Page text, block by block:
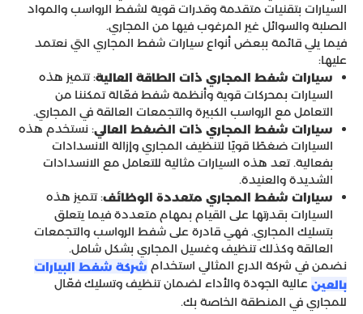
السيارات بتقنيات متقدمة وقدرات قوية لشفط الرواسب والمواد
الصلبة والسوائل غير المرغوب فيها من المجاري.
فيما يلي قائمة ببعض أنواع سيارات شفط المجاري التي نعتمد
عليها:
سيارات شفط المجاري ذات الطاقة العالية: تتميز هذه
السيارات بمحركات قوية وأنظمة شفط فعّالة تمكننا من
التعامل مع الرواسب الكبيرة والتجمعات العالقة في المجاري.
سيارات شفط المجاري ذات الضغط العالي: نستخدم هذه
السيارات ضغطًا قويًا لتنظيف المجاري وإزالة الانسدادات
بفعالية. تعد هذه السيارات مثالية للتعامل مع الانسدادات
الشديدة والعنيدة.
سيارات شفط المجاري متعددة الوظائف: تتميز هذه
السيارات بقدرتها على القيام بمهام متعددة فيما يتعلق
بتسليك المجاري. فهي قادرة على شفط الرواسب والتجمعات
العالقة وكذلك تنظيف وغسيل المجاري بشكل شامل.
نضمن في شركة الدرع المثالي استخدام شركة شفط البيارات
بالعين عالية الجودة والأداء لضمان تنظيف وتسليك فعّال
للمجاري في المنطقة الخاصة بك.